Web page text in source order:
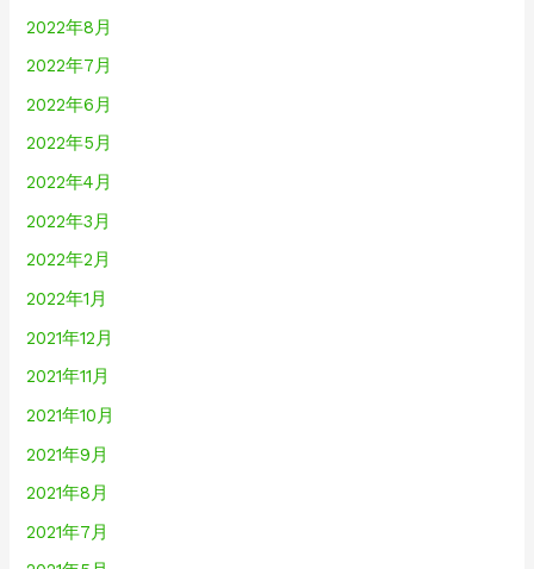
2022年8月
2022年7月
2022年6月
2022年5月
2022年4月
2022年3月
2022年2月
2022年1月
2021年12月
2021年11月
2021年10月
2021年9月
2021年8月
2021年7月